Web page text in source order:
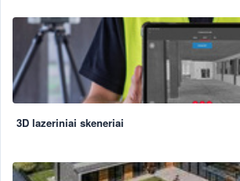
3D lazeriniai skeneriai